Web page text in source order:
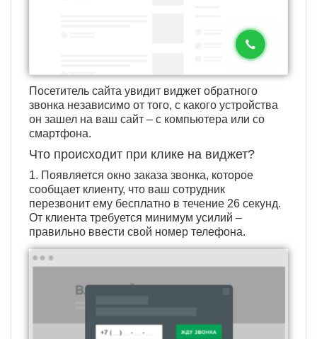
Посетитель сайта увидит виджет обратного
звонка независимо от того, с какого устройства
он зашел на ваш сайт – с компьютера или со
смартфона.
Что происходит при клике на виджет?
1. Появляется окно заказа звонка, которое
сообщает клиенту, что ваш сотрудник
перезвонит ему бесплатно в течение 26 секунд.
От клиента требуется минимум усилий –
правильно ввести свой номер телефона.